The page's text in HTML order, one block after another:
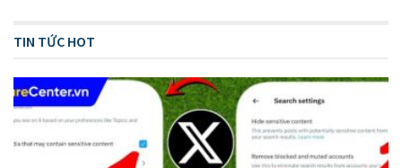
TIN TỨC HOT